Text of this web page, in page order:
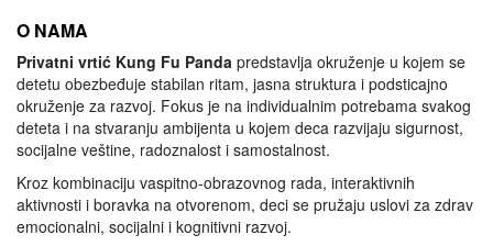
O NAMA
Privatni vrtić Kung Fu Panda predstavlja okruženje u kojem se
detetu obezbeđuje stabilan ritam, jasna struktura i podsticajno
okruženje za razvoj. Fokus je na individualnim potrebama svakog
deteta i na stvaranju ambijenta u kojem deca razvijaju sigurnost,
socijalne veštine, radoznalost i samostalnost.
Kroz kombinaciju vaspitno-obrazovnog rada, interaktivnih
aktivnosti i boravka na otvorenom, deci se pružaju uslovi za zdrav
emocionalni, socijalni i kognitivni razvoj.